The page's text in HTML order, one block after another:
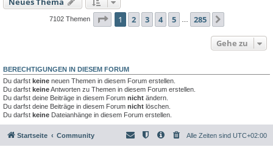
7102 Themen Seite 1von 285
1 2 3 4 5 285
Gehe zu
BERECHTIGUNGEN IN DIESEM FORUM
Du darfst keine neuen Themen in diesem Forum erstellen.
Du darfst keineAntworten zu Themen in diesem Forum erstellen.
Du darfst deine Beiträge in diesem Forum nicht ändern.
Du darfst deine Beiträge in diesem Forum nicht löschen.
Du darfst keine Dateianhänge in diesem Forum erstellen.
Startseite Community Alle Zeiten sind UTC+02:00